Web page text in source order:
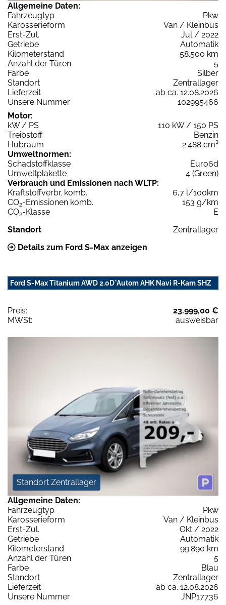
Allgemeine Daten:
Fahrzeugtyp
Pkw
Karosserieform
Van / Kleinbus
Erst-Zul.
Jul / 2022
Getriebe
Automatik
Kilometerstand
58.500 km
Anzahl der Türen
5
Farbe
Silber
Standort
Zentrallager
Lieferzeit
ab ca. 12.08.2026
Unsere Nummer
102995466
Motor:
kW / PS
110 kW / 150 PS
Treibstoff
Benzin
Hubraum
2.488 cm³
Umweltnormen:
Schadstoffklasse
Euro6d
Umweltplakette
4 (Green)
Verbrauch und Emissionen nach WLTP:
Kraftstoffverbr. komb.
6,7 l/100km
CO2-Emissionen komb.
153 g/km
CO2-Klasse
E
Standort
Zentrallager
Details zum Ford S-Max anzeigen
Ford S-Max Titanium AWD 2.0D*Autom AHK Navi R-Kam SHZ
Preis:
23.999,00 €
MWSt:
ausweisbar
Standort Zentrallager
Allgemeine Daten:
Fahrzeugtyp
Pkw
Karosserieform
Van / Kleinbus
Erst-Zul.
Okt / 2022
Getriebe
Automatik
Kilometerstand
99.890 km
Anzahl der Türen
5
Farbe
Blau
Standort
Zentrallager
Lieferzeit
ab ca. 12.08.2026
Unsere Nummer
JNP17736